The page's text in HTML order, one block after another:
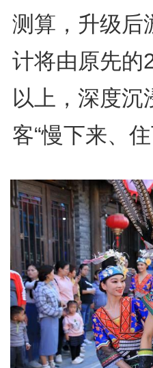
测算，升级后
计将由原先的
以上，深度沉
客“慢下来、